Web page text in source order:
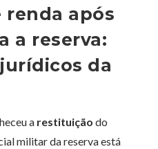
após
a reserva:
da
a restituição do
militar da reserva está